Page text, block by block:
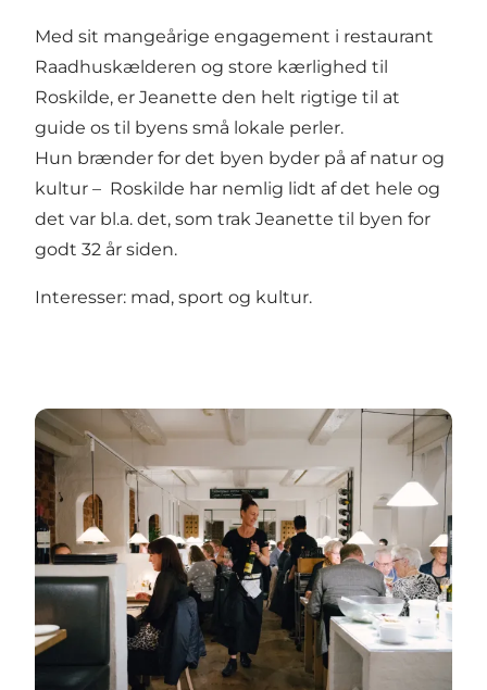
Med sit mangeårige engagement i restaurant
Raadhuskælderen og store kærlighed til
Roskilde, er Jeanette den helt rigtige til at
guide os til byens små lokale perler.
Hun brænder for det byen byder på af natur og
kultur – Roskilde har nemlig lidt af det hele og
det var bl.a. det, som trak Jeanette til byen for
godt 32 år siden.
Interesser: mad, sport og kultur.